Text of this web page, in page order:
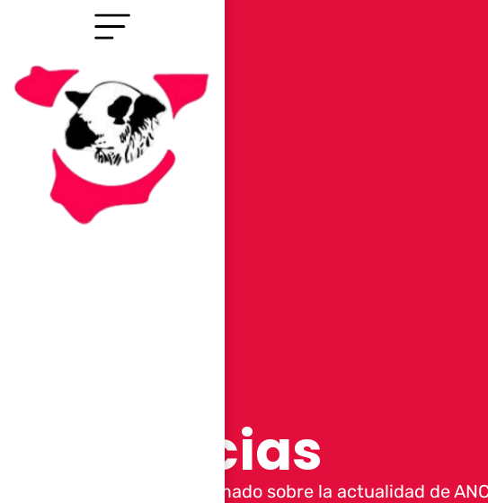
Noticias
Mantente informado sobre la actualidad de